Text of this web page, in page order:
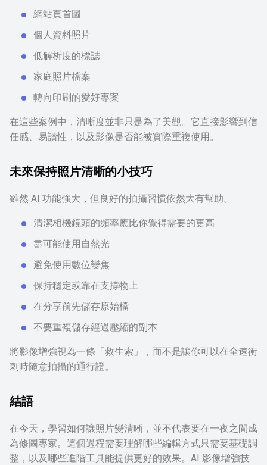
網站頁首圖
個人資料照片
低解析度的標誌
家庭照片檔案
轉向印刷的愛好專案
在這些案例中，清晰度並非只是為了美觀。它直接影響到信
任感、易讀性，以及影像是否能被實際重複使用。
未來保持照片清晰的小技巧
雖然 AI 功能強大，但良好的拍攝習慣依然大有幫助。
清潔相機鏡頭的頻率應比你覺得需要的更高
盡可能使用自然光
避免使用數位變焦
保持穩定或靠在支撐物上
在分享前先儲存原始檔
不要重複儲存經過壓縮的副本
將影像增強視為一條「救生索」，而不是讓你可以在全速衝
刺時隨意拍攝的通行證。
結語
在今天，學習如何讓照片變清晰，並不代表要在一夜之間成
為修圖專家。這個過程需要理解哪些編輯方式只需要基礎調
整，以及哪些進階工具能提供更好的效果。AI 影像增強技